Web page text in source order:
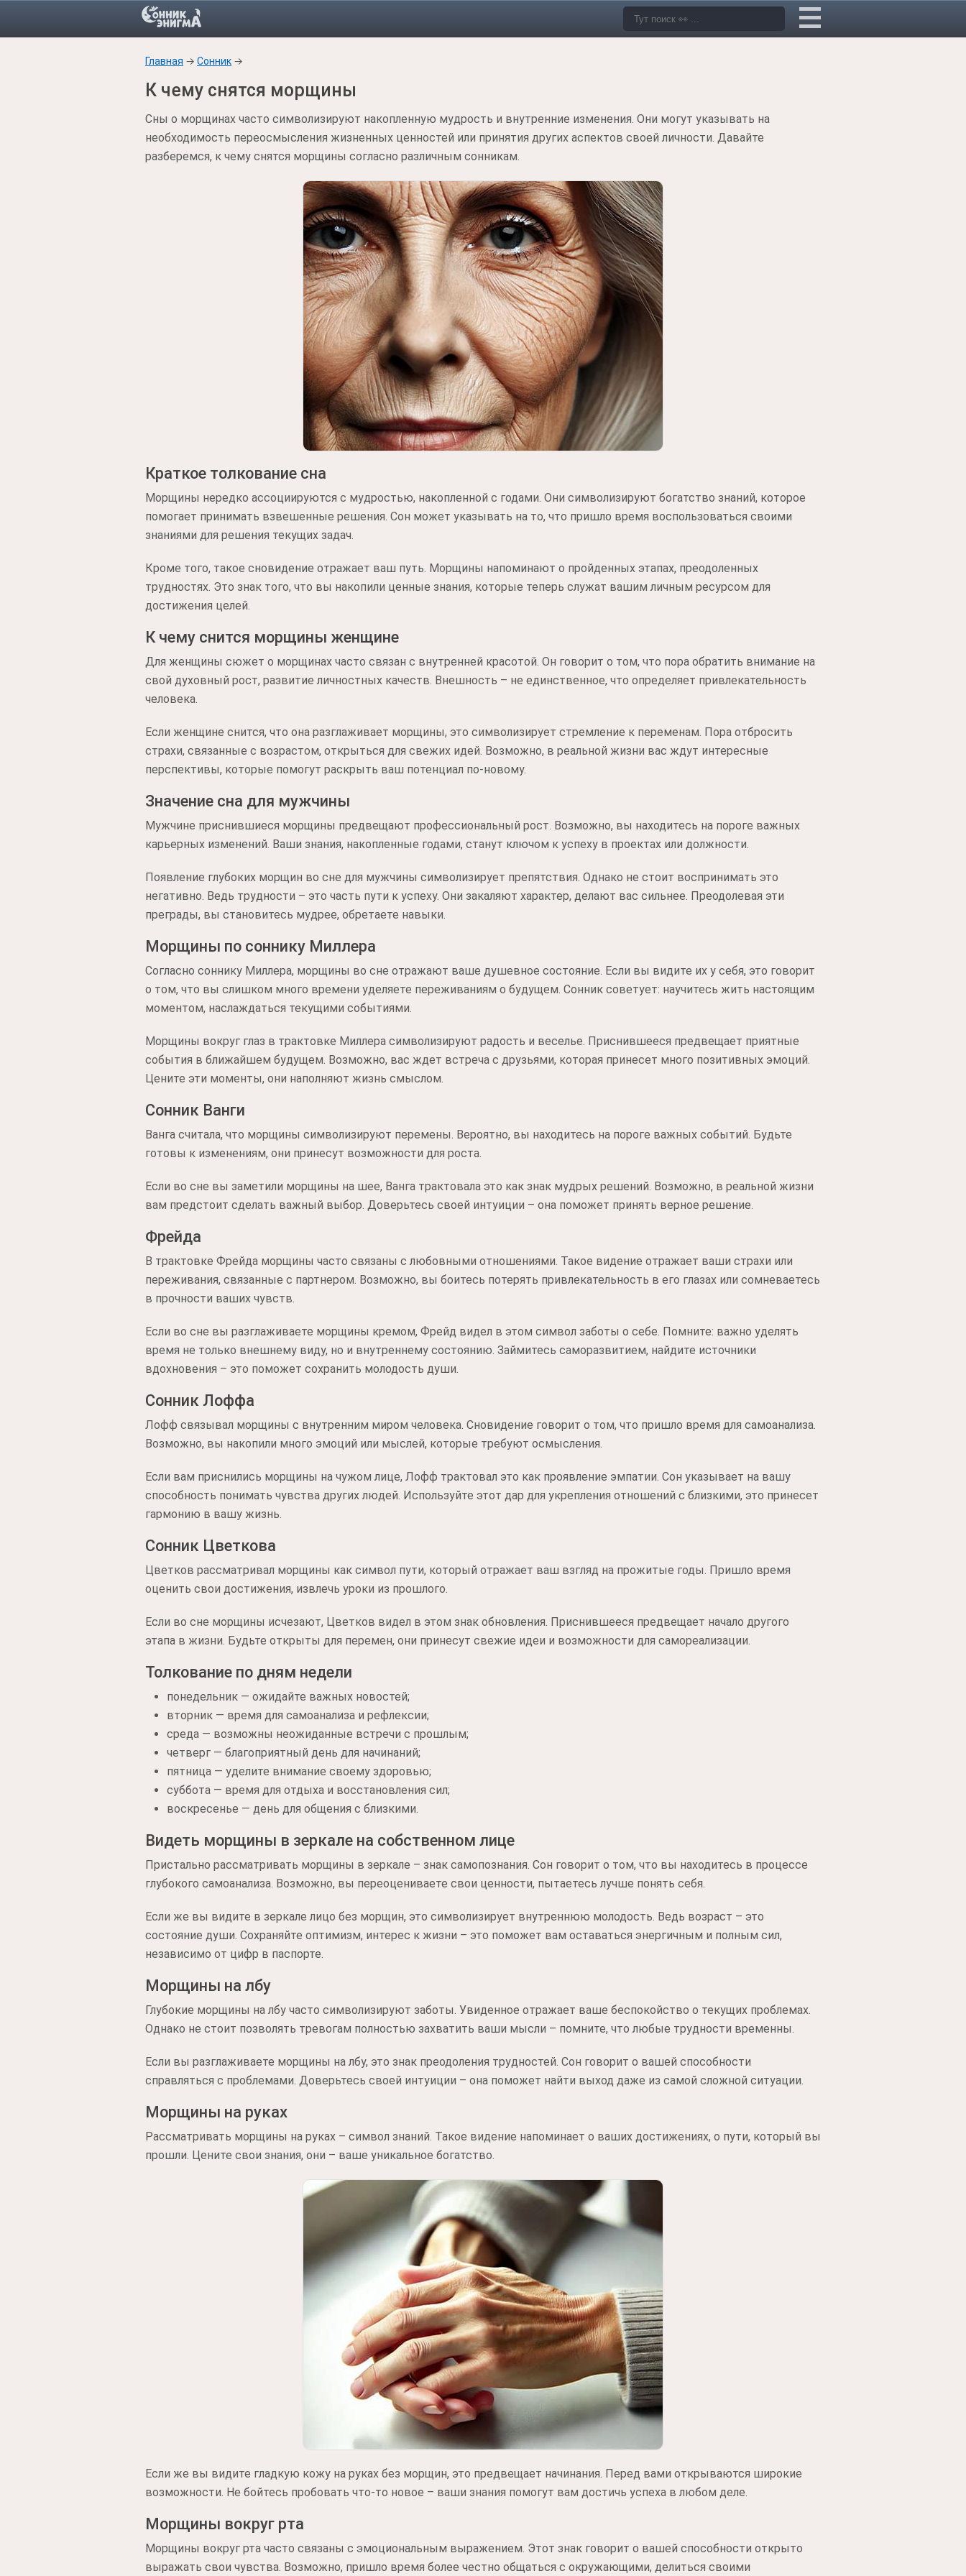
Главная → Сонник →
К чему снятся морщины
Сны о морщинах часто символизируют накопленную мудрость и внутренние изменения. Они могут указывать на
необходимость переосмысления жизненных ценностей или принятия других аспектов своей личности. Давайте
разберемся, к чему снятся морщины согласно различным сонникам.
Краткое толкование сна
Морщины нередко ассоциируются с мудростью, накопленной с годами. Они символизируют богатство знаний, которое
помогает принимать взвешенные решения. Сон может указывать на то, что пришло время воспользоваться своими
знаниями для решения текущих задач.
Кроме того, такое сновидение отражает ваш путь. Морщины напоминают о пройденных этапах, преодоленных
трудностях. Это знак того, что вы накопили ценные знания, которые теперь служат вашим личным ресурсом для
достижения целей.
К чему снится морщины женщине
Для женщины сюжет о морщинах часто связан с внутренней красотой. Он говорит о том, что пора обратить внимание на
свой духовный рост, развитие личностных качеств. Внешность – не единственное, что определяет привлекательность
человека.
Если женщине снится, что она разглаживает морщины, это символизирует стремление к переменам. Пора отбросить
страхи, связанные с возрастом, открыться для свежих идей. Возможно, в реальной жизни вас ждут интересные
перспективы, которые помогут раскрыть ваш потенциал по-новому.
Значение сна для мужчины
Мужчине приснившиеся морщины предвещают профессиональный рост. Возможно, вы находитесь на пороге важных
карьерных изменений. Ваши знания, накопленные годами, станут ключом к успеху в проектах или должности.
Появление глубоких морщин во сне для мужчины символизирует препятствия. Однако не стоит воспринимать это
негативно. Ведь трудности – это часть пути к успеху. Они закаляют характер, делают вас сильнее. Преодолевая эти
преграды, вы становитесь мудрее, обретаете навыки.
Морщины по соннику Миллера
Согласно соннику Миллера, морщины во сне отражают ваше душевное состояние. Если вы видите их у себя, это говорит
о том, что вы слишком много времени уделяете переживаниям о будущем. Сонник советует: научитесь жить настоящим
моментом, наслаждаться текущими событиями.
Морщины вокруг глаз в трактовке Миллера символизируют радость и веселье. Приснившееся предвещает приятные
события в ближайшем будущем. Возможно, вас ждет встреча с друзьями, которая принесет много позитивных эмоций.
Цените эти моменты, они наполняют жизнь смыслом.
Сонник Ванги
Ванга считала, что морщины символизируют перемены. Вероятно, вы находитесь на пороге важных событий. Будьте
готовы к изменениям, они принесут возможности для роста.
Если во сне вы заметили морщины на шее, Ванга трактовала это как знак мудрых решений. Возможно, в реальной жизни
вам предстоит сделать важный выбор. Доверьтесь своей интуиции – она поможет принять верное решение.
Фрейда
В трактовке Фрейда морщины часто связаны с любовными отношениями. Такое видение отражает ваши страхи или
переживания, связанные с партнером. Возможно, вы боитесь потерять привлекательность в его глазах или сомневаетесь
в прочности ваших чувств.
Если во сне вы разглаживаете морщины кремом, Фрейд видел в этом символ заботы о себе. Помните: важно уделять
время не только внешнему виду, но и внутреннему состоянию. Займитесь саморазвитием, найдите источники
вдохновения – это поможет сохранить молодость души.
Сонник Лоффа
Лофф связывал морщины с внутренним миром человека. Сновидение говорит о том, что пришло время для самоанализа.
Возможно, вы накопили много эмоций или мыслей, которые требуют осмысления.
Если вам приснились морщины на чужом лице, Лофф трактовал это как проявление эмпатии. Сон указывает на вашу
способность понимать чувства других людей. Используйте этот дар для укрепления отношений с близкими, это принесет
гармонию в вашу жизнь.
Сонник Цветкова
Цветков рассматривал морщины как символ пути, который отражает ваш взгляд на прожитые годы. Пришло время
оценить свои достижения, извлечь уроки из прошлого.
Если во сне морщины исчезают, Цветков видел в этом знак обновления. Приснившееся предвещает начало другого
этапа в жизни. Будьте открыты для перемен, они принесут свежие идеи и возможности для самореализации.
Толкование по дням недели
понедельник — ожидайте важных новостей;
вторник — время для самоанализа и рефлексии;
среда — возможны неожиданные встречи с прошлым;
четверг — благоприятный день для начинаний;
пятница — уделите внимание своему здоровью;
суббота — время для отдыха и восстановления сил;
воскресенье — день для общения с близкими.
Видеть морщины в зеркале на собственном лице
Пристально рассматривать морщины в зеркале – знак самопознания. Сон говорит о том, что вы находитесь в процессе
глубокого самоанализа. Возможно, вы переоцениваете свои ценности, пытаетесь лучше понять себя.
Если же вы видите в зеркале лицо без морщин, это символизирует внутреннюю молодость. Ведь возраст – это
состояние души. Сохраняйте оптимизм, интерес к жизни – это поможет вам оставаться энергичным и полным сил,
независимо от цифр в паспорте.
Морщины на лбу
Глубокие морщины на лбу часто символизируют заботы. Увиденное отражает ваше беспокойство о текущих проблемах.
Однако не стоит позволять тревогам полностью захватить ваши мысли – помните, что любые трудности временны.
Если вы разглаживаете морщины на лбу, это знак преодоления трудностей. Сон говорит о вашей способности
справляться с проблемами. Доверьтесь своей интуиции – она поможет найти выход даже из самой сложной ситуации.
Морщины на руках
Рассматривать морщины на руках – символ знаний. Такое видение напоминает о ваших достижениях, о пути, который вы
прошли. Цените свои знания, они – ваше уникальное богатство.
Если же вы видите гладкую кожу на руках без морщин, это предвещает начинания. Перед вами открываются широкие
возможности. Не бойтесь пробовать что-то новое – ваши знания помогут вам достичь успеха в любом деле.
Морщины вокруг рта
Морщины вокруг рта часто связаны с эмоциональным выражением. Этот знак говорит о вашей способности открыто
выражать свои чувства. Возможно, пришло время более честно общаться с окружающими, делиться своими